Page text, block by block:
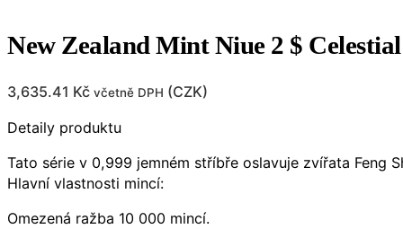
New Zealand Mint Niue 2 $
3,635.41 Kč včetně DPH (CZK)
Detaily produktu
Tato série v 0,999 jemném stříbře oslavuje zvířata Feng
Hlavní vlastnosti mincí:
Omezená ražba 10 000 mincí.